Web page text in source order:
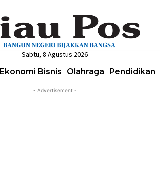
Sabtu, 8 Agustus 2026
Ekonomi Bisnis Olahraga Pendidikan
- Advertisement -